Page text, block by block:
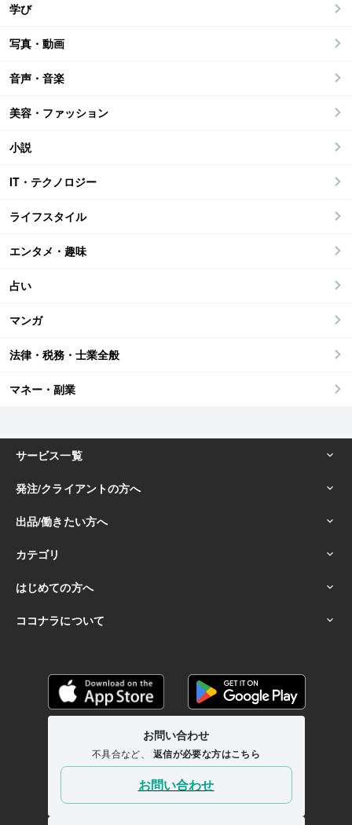
学び
写真・動画
音声・音楽
美容・ファッション
小説
IT・テクノロジー
ライフスタイル
エンタメ・趣味
占い
マンガ
法律・税務・士業全般
マネー・副業